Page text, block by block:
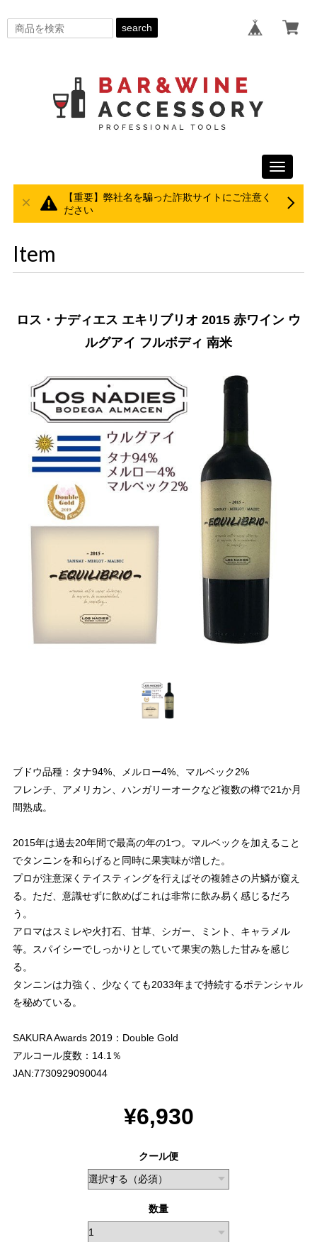
search
Toggle
【重要】弊社名を騙った詐欺サイトにご注意く
ださい
Item
ロス・ナディエス エキリブリオ 2015 赤ワイン ウ
ルグアイ フルボディ 南米
ブドウ品種：タナ94%、メルロー4%、マルベック2%
フレンチ、アメリカン、ハンガリーオークなど複数の樽で21か月
間熟成。
2015年は過去20年間で最高の年の1つ。マルベックを加えること
でタンニンを和らげると同時に果実味が増した。
プロが注意深くテイスティングを行えばその複雑さの片鱗が窺え
る。ただ、意識せずに飲めばこれは非常に飲み易く感じるだろ
う。
アロマはスミレや火打石、甘草、シガー、ミント、キャラメル
等。スパイシーでしっかりとしていて果実の熟した甘みを感じ
る。
タンニンは力強く、少なくても2033年まで持続するポテンシャル
を秘めている。
SAKURA Awards 2019：Double Gold
アルコール度数：14.1％
JAN:7730929090044
¥6,930
クール便
数量